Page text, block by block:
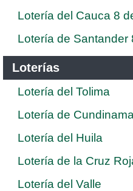
Lotería del Cauca 8
Lotería de Santander
Loterías
Lotería del Tolima
Lotería de
Lotería del Huila
Lotería de la Cruz
Lotería del Valle